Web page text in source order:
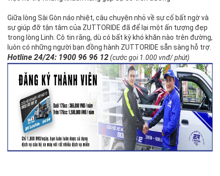
Giữa lòng Sài Gòn náo nhiệt, câu chuyện nhỏ về sự cố bất ngờ và
sự giúp đỡ tận tâm của ZUTTORIDE đã để lại một ấn tượng đẹp
trong lòng Linh. Cô tin rằng, dù có bất kỳ khó khăn nào trên đường,
luôn có những người bạn đồng hành ZUTTORIDE sẵn sàng hỗ trợ.
Hotline 24/24: 1900 96 96 12(cước gọi 1.000 vnđ/ phút)